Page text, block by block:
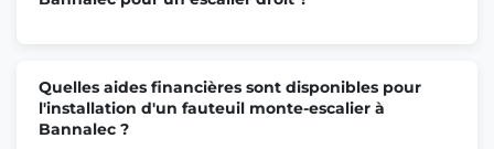
Quelles aides financières sont disponibles pour
l'installation d'un fauteuil monte-escalier à
Bannalec ?